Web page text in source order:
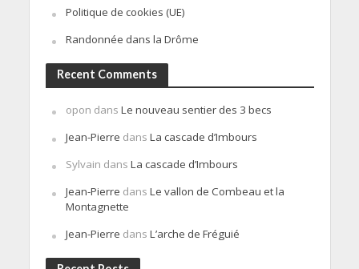
Politique de cookies (UE)
Randonnée dans la Drôme
Recent Comments
opon dans Le nouveau sentier des 3 becs
Jean-Pierre dans La cascade d’Imbours
Sylvain dans La cascade d’Imbours
Jean-Pierre dans Le vallon de Combeau et la
Montagnette
Jean-Pierre dans L’arche de Fréguié